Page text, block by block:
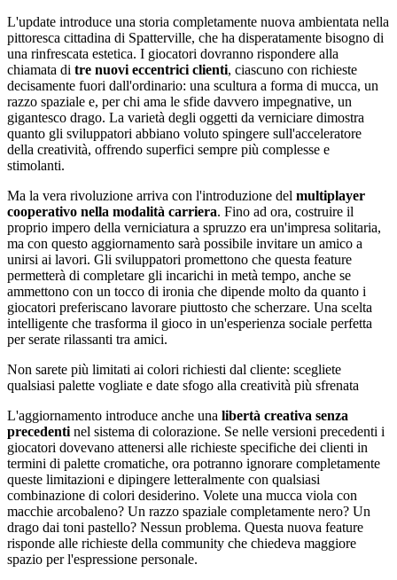
L'update introduce una storia completamente nuova ambientata nella
pittoresca cittadina di Spatterville, che ha disperatamente bisogno di
una rinfrescata estetica. I giocatori dovranno rispondere alla
chiamata di tre nuovi eccentrici clienti, ciascuno con richieste
decisamente fuori dall'ordinario: una scultura a forma di mucca, un
razzo spaziale e, per chi ama le sfide davvero impegnative, un
gigantesco drago. La varietà degli oggetti da verniciare dimostra
quanto gli sviluppatori abbiano voluto spingere sull'acceleratore
della creatività, offrendo superfici sempre più complesse e
stimolanti.
Ma la vera rivoluzione arriva con l'introduzione del multiplayer
cooperativo nella modalità carriera. Fino ad ora, costruire il
proprio impero della verniciatura a spruzzo era un'impresa solitaria,
ma con questo aggiornamento sarà possibile invitare un amico a
unirsi ai lavori. Gli sviluppatori promettono che questa feature
permetterà di completare gli incarichi in metà tempo, anche se
ammettono con un tocco di ironia che dipende molto da quanto i
giocatori preferiscano lavorare piuttosto che scherzare. Una scelta
intelligente che trasforma il gioco in un'esperienza sociale perfetta
per serate rilassanti tra amici.
Non sarete più limitati ai colori richiesti dal cliente: scegliete
qualsiasi palette vogliate e date sfogo alla creatività più sfrenata
L'aggiornamento introduce anche una libertà creativa senza
precedenti nel sistema di colorazione. Se nelle versioni precedenti i
giocatori dovevano attenersi alle richieste specifiche dei clienti in
termini di palette cromatiche, ora potranno ignorare completamente
queste limitazioni e dipingere letteralmente con qualsiasi
combinazione di colori desiderino. Volete una mucca viola con
macchie arcobaleno? Un razzo spaziale completamente nero? Un
drago dai toni pastello? Nessun problema. Questa nuova feature
risponde alle richieste della community che chiedeva maggiore
spazio per l'espressione personale.